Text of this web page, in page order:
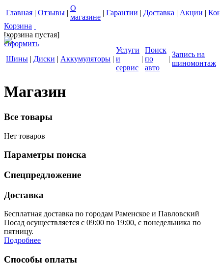
Главная | Отзывы |
О
магазине
| Гарантии | Доставка | Акции |
Корзина
[корзина пустая]
Оформить
Шины | Диски | Аккумуляторы |
Услуги
и
сервис
|
Поиск
по
авто
|
Запись на
шиномонтаж
Магазин
Все товары
Нет товаров
Параметры поиска
Спецпредложение
Доставка
Бесплатная доставка по городам Раменское и Павловский
Посад осуществляется с 09:00 по 19:00, с понедельника по
пятницу.
Подробнее
Способы оплаты